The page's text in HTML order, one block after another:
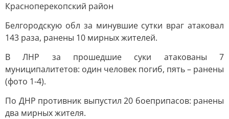
Красноперекопский район
Белгородскую обл за минувшие сутки враг атаковал
143 раза, ранены 10 мирных жителей.
В ЛНР за прошедшие суки атакованы 7
муниципалитетов: один человек погиб, пять – ранены
(фото 1-4).
По ДНР противник выпустил 20 боеприпасов: ранены
два мирных жителя.